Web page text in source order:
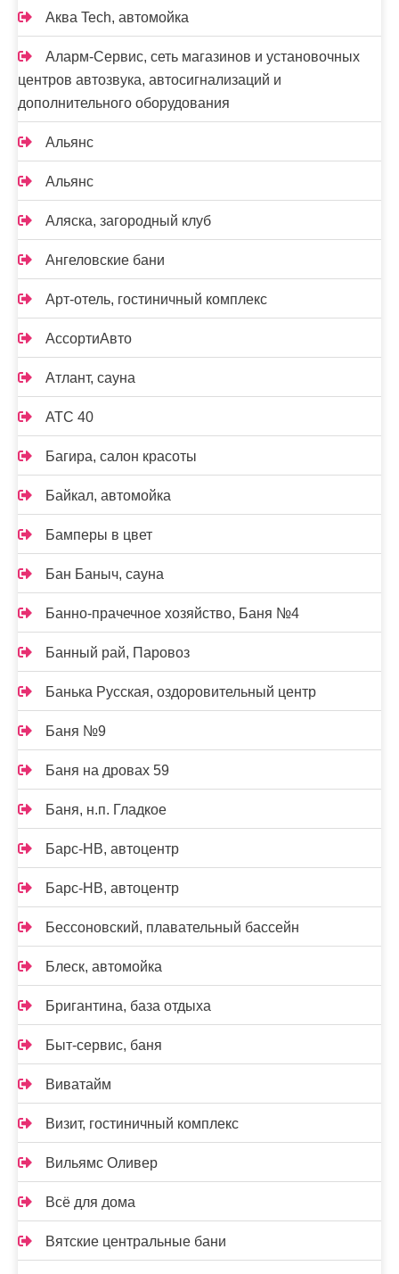
Аква Tech, автомойка
Аларм-Сервис, сеть магазинов и установочных
центров автозвука, автосигнализаций и
дополнительного оборудования
Альянс
Альянс
Аляска, загородный клуб
Ангеловские бани
Арт-отель, гостиничный комплекс
АссортиАвто
Атлант, сауна
АТС 40
Багира, салон красоты
Байкал, автомойка
Бамперы в цвет
Бан Баныч, сауна
Банно-прачечное хозяйство, Баня №4
Банный рай, Паровоз
Банька Русская, оздоровительный центр
Баня №9
Баня на дровах 59
Баня, н.п. Гладкое
Барс-НВ, автоцентр
Барс-НВ, автоцентр
Бессоновский, плавательный бассейн
Блеск, автомойка
Бригантина, база отдыха
Быт-сервис, баня
Виватайм
Визит, гостиничный комплекс
Вильямс Оливер
Всё для дома
Вятские центральные бани